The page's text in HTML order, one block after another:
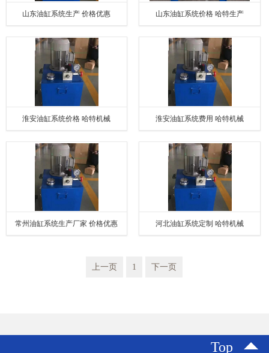
山东油缸系统生产 价格优惠 山东油缸系统价格 哈特生产
淮安油缸系统价格 哈特机械 淮安油缸系统费用 哈特机械
常州油缸系统生产厂家 价格优惠 河北油缸系统定制 哈特机械
上一页 1 下一页
Top